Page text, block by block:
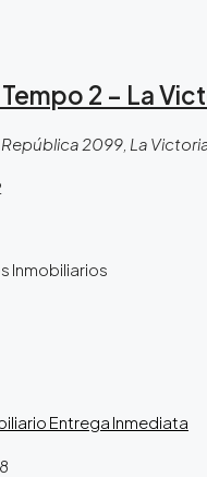
2 – La
República 2099, La
Inmobiliarios
Entrega Inmediata